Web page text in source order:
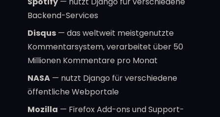
Backend-Services
Disqus — das weltweit meistgenutzte
Kommentarsystem, verarbeitet über 50
Millionen Kommentare pro Monat
NASA — nutzt Django für verschiedene
öffentliche Webportale
Mozilla — Firefox Add-ons und Support-